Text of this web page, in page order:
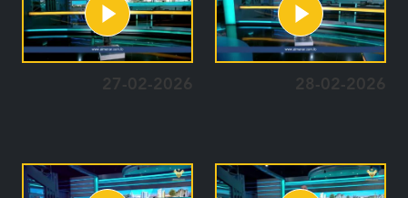
28-02-2026
27-02-2026